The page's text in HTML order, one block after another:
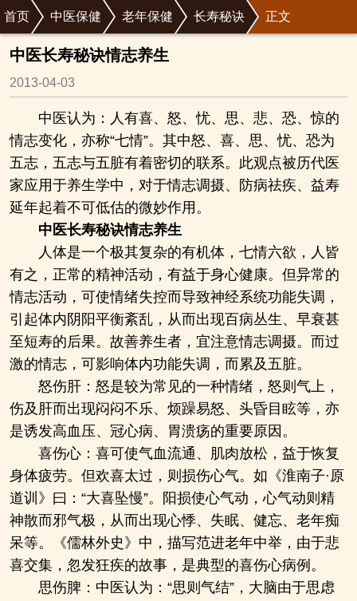
首页 中医保健 老年保健 长寿秘诀 正文
中医长寿秘诀情志养生
2013-04-03
中医认为：人有喜、怒、忧、思、悲、恐、惊的
情志变化，亦称“七情”。其中怒、喜、思、忧、恐为
五志，五志与五脏有着密切的联系。此观点被历代医
家应用于养生学中，对于情志调摄、防病祛疾、益寿
延年起着不可低估的微妙作用。
中医长寿秘诀情志养生
人体是一个极其复杂的有机体，七情六欲，人皆
有之，正常的精神活动，有益于身心健康。但异常的
情志活动，可使情绪失控而导致神经系统功能失调，
引起体内阴阳平衡紊乱，从而出现百病丛生、早衰甚
至短寿的后果。故善养生者，宜注意情志调摄。而过
激的情志，可影响体内功能失调，而累及五脏。
怒伤肝：怒是较为常见的一种情绪，怒则气上，
伤及肝而出现闷闷不乐、烦躁易怒、头昏目眩等，亦
是诱发高血压、冠心病、胃溃疡的重要原因。
喜伤心：喜可使气血流通、肌肉放松，益于恢复
身体疲劳。但欢喜太过，则损伤心气。如《淮南子·原
道训》曰：“大喜坠慢”。阳损使心气动，心气动则精
神散而邪气极，从而出现心悸、失眠、健忘、老年痴
呆等。《儒林外史》中，描写范进老年中举，由于悲
喜交集，忽发狂疾的故事，是典型的喜伤心病例。
思伤脾：中医认为：“思则气结”，大脑由于思虑